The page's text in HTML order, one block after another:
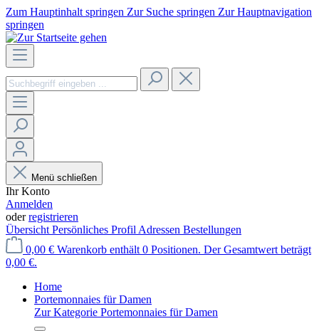
Zum Hauptinhalt springen Zur Suche springen Zur Hauptnavigation
springen
Menü schließen
Ihr Konto
Anmelden
oderregistrieren
Übersicht Persönliches Profil Adressen Bestellungen
0,00 € Warenkorb enthält 0 Positionen. Der Gesamtwert beträgt
0,00 €.
Home
Portemonnaies für Damen
Zur Kategorie Portemonnaies für Damen